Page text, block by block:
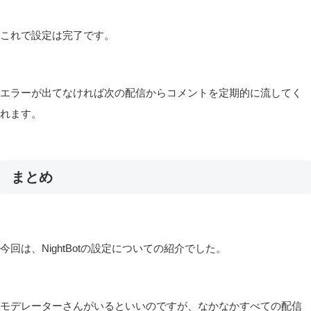
これで設定は完了です。
エラーが出てなければ次の配信からコメントを定期的に流してく
れます。
まとめ
今回は、NightBotの設定についての紹介でした。
モデレーターさんがいるといいのですが、なかなかすべての配信